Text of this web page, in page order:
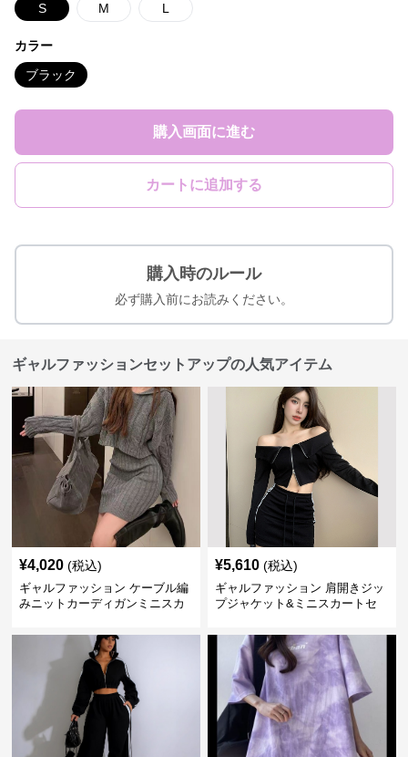
S M L
カラー
ブラック
購入画面に進む
カートに追加する
購入時のルール
必ず購入前にお読みください。
ギャルファッションセットアップの人気アイテム
¥4,020 (税込)
ギャルファッション ケーブル編
みニットカーディガンミニスカ
¥5,610 (税込)
ギャルファッション 肩開きジッ
プジャケット&ミニスカートセ